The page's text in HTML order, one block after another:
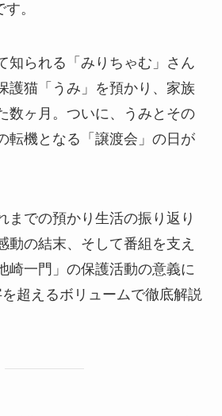
。
知られる「みりちゃむ」さん
護猫「うみ」を預かり、家族
数ヶ月。ついに、うみとその
転機となる「譲渡会」の日が
までの預かり生活の振り返り
動の結末、そして番組を支え
崎一門」の保護活動の意義に
超えるボリュームで徹底解説